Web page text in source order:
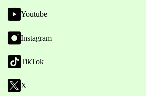
Youtube
Instagram
TikTok
X